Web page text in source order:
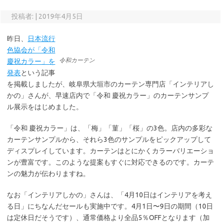
投稿者: 2019年4月5日
令和カーテン
昨日、
日本流行
色協会が「令和
慶祝カラー」を
発表という記事
を掲載しましたが、岐阜県大垣市のカーテン専門店「インテリアし
かの」さんが、早速店内で「令和 慶祝カラー」のカーテンサンプ
ル展示をはじめました。
「令和 慶祝カラー」は、「梅」「菫」「桜」の3色。店内の多彩な
カーテンサンプルから、それら3色のサンプルをピックアップして
ディスプレイしています。カーテンはとにかくカラーバリエーショ
ンが豊富です。このような提案もすぐに対応できるのです。カーテ
ンの魅力が伝わりますね。
なお「インテリアしかの」さんは、「4月10日はインテリアを考え
る日」にちなんだセールも実施中です。4月1日〜9日の期間（10日
は定休日だそうです）、通常価格より全品5％OFFとなります（加